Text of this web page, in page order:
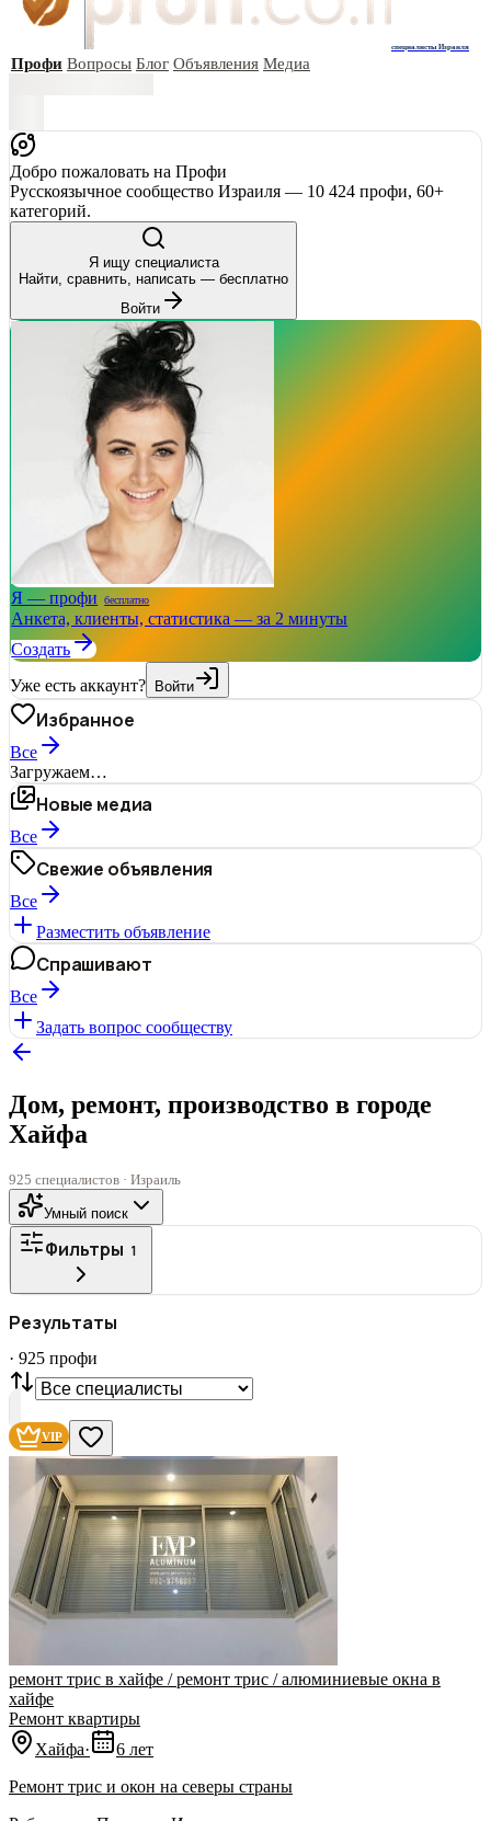
специалисты Израиля
Профи Вопросы Блог Объявления Медиа
Добро пожаловать на Профи
Русскоязычное сообщество Израиля — 10 424 профи, 60+
категорий.
Я ищу специалиста
Найти, сравнить, написать — бесплатно
Войти
Я — профи бесплатно
Анкета, клиенты, статистика — за 2 минуты
Создать
Уже есть аккаунт? Войти
Избранное
Все
Загружаем…
Новые медиа
Все
Свежие объявления
Все
Разместить объявление
Спрашивают
Все
Задать вопрос сообществу
Дом, ремонт, производство в городе
Хайфа
925 специалистов · Израиль
Умный поиск
Фильтры 1
Все
СТАТУС
VIP С фото
925 профи
Сбросить
Результаты
· 925 профи
VIP
ремонт трис в хайфе / ремонт трис / алюминиевые окна в
хайфе
Ремонт квартиры
Хайфа·
6 лет
‏Ремонт трис и окон на северы страны